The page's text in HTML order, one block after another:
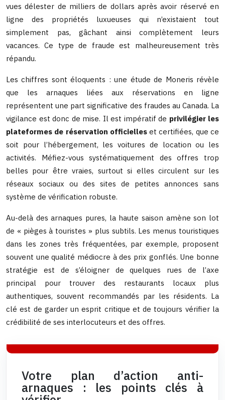
vues délester de milliers de dollars après avoir réservé en
ligne des propriétés luxueuses qui n’existaient tout
simplement pas, gâchant ainsi complètement leurs
vacances. Ce type de fraude est malheureusement très
répandu.
Les chiffres sont éloquents : une étude de Moneris révèle
que les arnaques liées aux réservations en ligne
représentent une part significative des fraudes au Canada. La
vigilance est donc de mise. Il est impératif de privilégier les
plateformes de réservation officielleset certifiées, que ce
soit pour l’hébergement, les voitures de location ou les
activités. Méfiez-vous systématiquement des offres trop
belles pour être vraies, surtout si elles circulent sur les
réseaux sociaux ou des sites de petites annonces sans
système de vérification robuste.
Au-delà des arnaques pures, la haute saison amène son lot
de « pièges à touristes » plus subtils. Les menus touristiques
dans les zones très fréquentées, par exemple, proposent
souvent une qualité médiocre à des prix gonflés. Une bonne
stratégie est de s’éloigner de quelques rues de l’axe
principal pour trouver des restaurants locaux plus
authentiques, souvent recommandés par les résidents. La
clé est de garder un esprit critique et de toujours vérifier la
crédibilité de ses interlocuteurs et des offres.
Votre plan d’action anti-
arnaques : les points clés à